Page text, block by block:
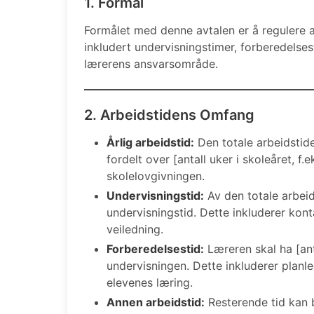
Formålet med denne avtalen er å
inkludert undervisningstimer,
lærerens ansvarsområde.
2. Arbeidstidens Omfang
Årlig arbeidstid: Den totale
fordelt over [antall uker i skoleåret,
skolelovgivningen.
Undervisningstid: Av den totale
undervisningstid. Dette inkluderer
veiledning.
Forberedelsestid: Læreren skal ha
undervisningen. Dette inkluderer
elevenes læring.
Annen arbeidstid: Resterende tid